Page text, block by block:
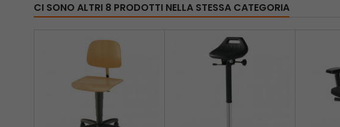
CI SONO ALTRI 8 PRODOTTI NELLA STESSA CATEGORIA